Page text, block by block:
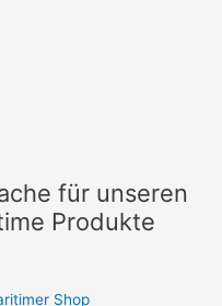
für unseren
Produkte